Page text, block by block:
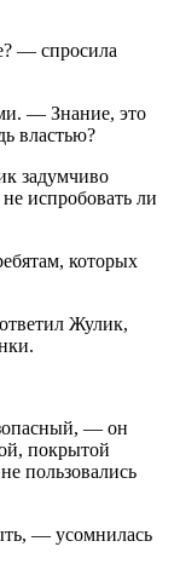
— спросила
— Знание, это
властью?
задумчиво
испробовать ли
которых
Жулик,
— он
покрытой
пользовались
— усомнилась